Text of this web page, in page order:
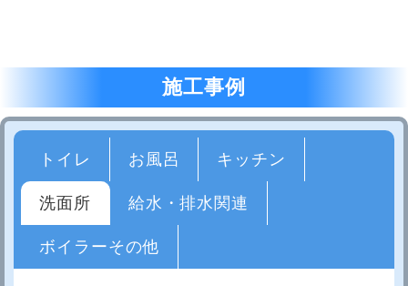
施工事例
トイレ お風呂 キッチン
洗面所 給水・排水関連
ボイラーその他